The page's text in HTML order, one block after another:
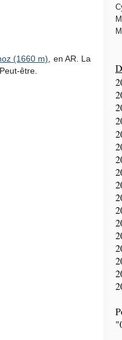
(1660 m) , en AR. La
être.